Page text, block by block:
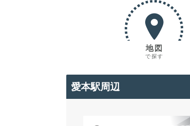
地図
で探す
愛本駅周辺